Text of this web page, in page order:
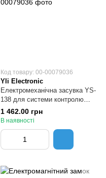
Код товару: 00-00079036
Yli Electronic
Електромеханічна засувка YS-
138 для системи контролю
доступу
1 462.00 грн
В наявності